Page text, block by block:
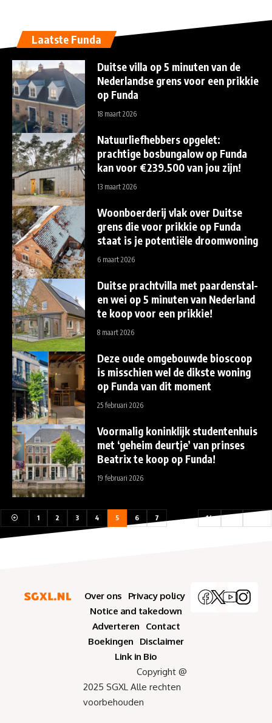
Laatste Funda
Duitse villa op 5 minuten van de
Nederlandse grens voor een prikkie
op Funda
18 maart 2026
Natuurliefhebbers opgelet:
prachtige bosbungalow op Funda
kan voor €239.500 van jou zijn!
13 maart 2026
Woonboerderij vlak over Duitse
grens die voor prikkie op Funda
staat is je potentiële droomwoning
6 maart 2026
Duitse prachtvilla met paardenstal-
en wei op 5 minuten van Nederland
te koop voor een prikkie!
8 maart 2026
Deze oude omgebouwde bioscoop
is misschien wel de dikste woning
op Funda van dit moment
25 februari 2026
Voormalig koninklijk studentenhuis
met ‘geheim deurtje’ van prinses
Beatrix te koop op Funda!
19 februari 2026
1 2 3 4 5 6 7 … 14
Over ons
Privacy policy
Notice and takedown
Adverteren
Contact
Boekingen
Disclaimer
Link in Bio
Copyright @
2025 SGXL Alle rechten
voorbehouden